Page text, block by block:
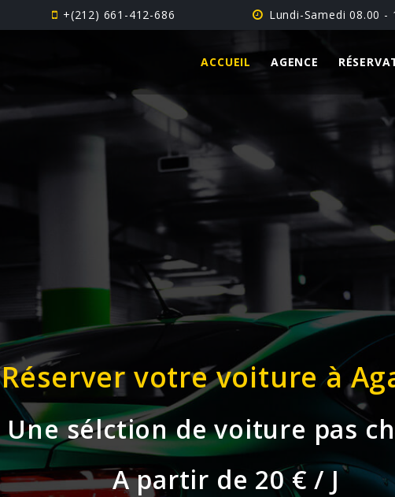
+(212) 661-412-686 Lundi-Samedi 08.00 -
ACCUEIL AGENCE
Réserver votre voiture à
Une sélction de voiture pas
A partir de 20 € / J